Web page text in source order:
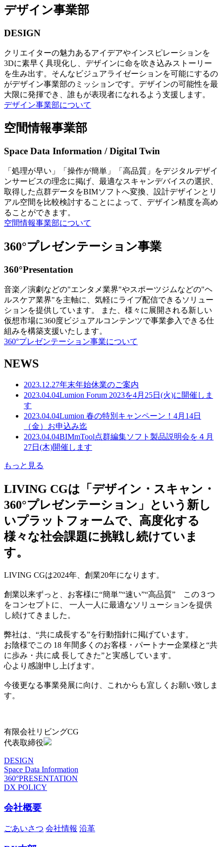
デザイン事業部
DESIGN
クリエイターの魅力あるアイデアやインスピレーションを
3Dに素早く具現化し、デザインに命を吹き込みストーリー
を生み出す。そんなビジュアライゼーションを可能にするの
がデザイン事業部のミッションです。デザインの可能性を最
大限に発揮でき、誰もが表現者になれるよう支援します。
デザイン事業部について
空間情報事業部
Space Data Information / Digital Twin
「処理が早い」「操作が簡単」「高品質」をデジタルデザイ
ンサービスの理念に掲げ、最適なスキャンデバイスの選択、
取得した点群データをBIMソフトへ変換、設計デザインとリ
アル空間を比較検討することによって、デザイン精度を高め
ることができます。
空間情報事業部について
360°プレゼンテーション事業
360°Presentation
音楽／演劇などの"エンタメ業界"やスポーツジムなどの"ヘ
ルスケア業界"を主軸に、気軽にライブ配信できるソリュー
ションを提供しています。 また、様々に展開される新しい
仮想市場に360度ビジュアルコンテンツで事業参入できる仕
組みを構築支援いたします。
360°プレゼンテーション事業について
NEWS
2023.12.27年末年始休業のご案内
2023.04.04Lumion Forum 2023を4月25日(火)に開催しま
す
2023.04.04Lumion 春の特別キャンペーン！4月14日
（金）お申込み迄
2023.04.04BIMmTool点群編集ソフト製品説明会を４月
27日(木)開催します
もっと見る
LIVING CGは「デザイン・スキャン・
360°プレゼンテーション」という新し
いプラットフォームで、高度化する
様々な社会課題に挑戦し続けていま
す。
LIVING CGは2024年、創業20年になります。
創業以来ずっと、お客様に“簡単”“速い”“高品質” この３つ
をコンセプトに、 一人一人に最適なソリューションを提供
し続けてきました。
弊社は、“共に成長する”を行動指針に掲げています。
お陰様でこの 18 年間多くのお客様・パートナー企業様と“共
に歩み・共に成 長してきた”と実感しています。
心より感謝申し上げます。
今後更なる事業発展に向け、これからも宜しくお願い致しま
す。
有限会社リビングCG
代表取締役
DESIGN
Space Data Information
360°PRESENTATION
DX POLICY
会社概要
ごあいさつ 会社情報 沿革